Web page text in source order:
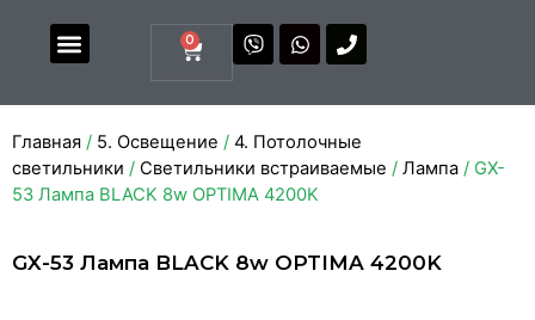
0
Главная / 5. Освещение / 4. Потолочные
светильники / Светильники встраиваемые / Лампа / GX-
53 Лампа BLACK 8w OPTIMA 4200K
GX-53 Лампа BLACK 8w OPTIMA 4200K